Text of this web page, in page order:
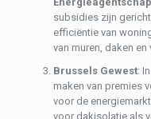
subsidies zijn
efficiëntie van
van muren, daken en
Brussels Gewest:
maken van premies
voor de
voor dakisolatie als